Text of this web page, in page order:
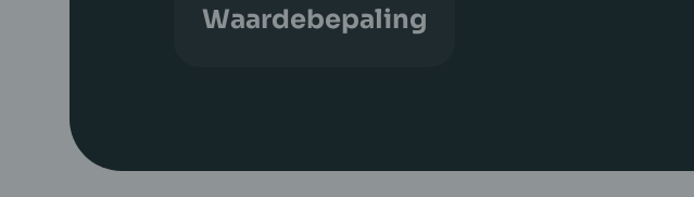
Waardebepaling